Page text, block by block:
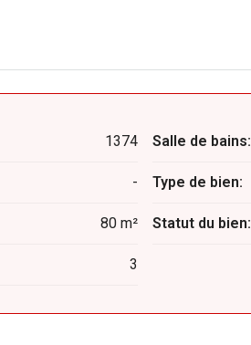
1374
-
80 m²
3
Salle de bains:
Type de bien:
Statut du bien: